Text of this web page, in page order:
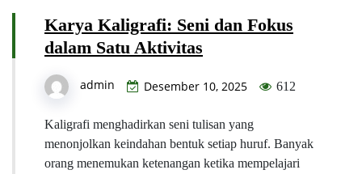
Karya Kaligrafi: Seni dan Fokus
dalam Satu Aktivitas
admin Desember 10, 2025 612
Kaligrafi menghadirkan seni tulisan yang
menonjolkan keindahan bentuk setiap huruf. Banyak
orang menemukan ketenangan ketika mempelajari